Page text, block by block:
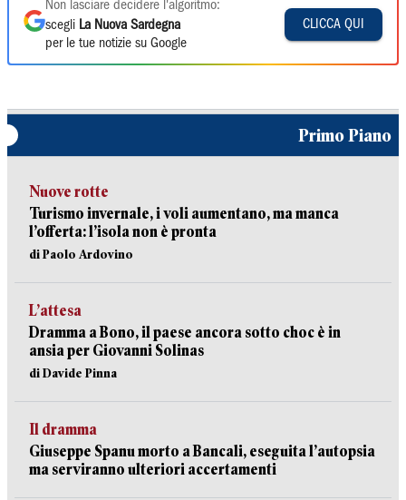
Non lasciare decidere l'algoritmo:
scegli La Nuova Sardegna
per le tue notizie su Google
CLICCA QUI
Primo Piano
Nuove rotte
Turismo invernale, i voli aumentano, ma manca
l’offerta: l’isola non è pronta
di Paolo Ardovino
L’attesa
Dramma a Bono, il paese ancora sotto choc è in
ansia per Giovanni Solinas
di Davide Pinna
Il dramma
Giuseppe Spanu morto a Bancali, eseguita l’autopsia
ma serviranno ulteriori accertamenti